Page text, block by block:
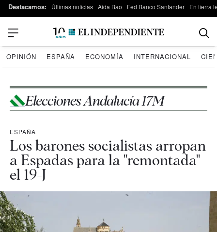
Destacamos: Últimas noticias Aída Bao Fed Banco Santander En tierra
OPINIÓN ESPAÑA ECONOMÍA INTERNACIONAL
Elecciones Andalucía 17M
ESPAÑA
Los barones socialistas arropan
a Espadas para la "remontada"
el 19-J